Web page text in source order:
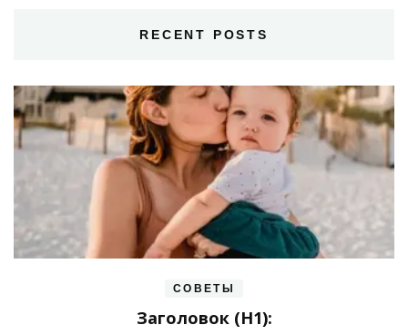
RECENT POSTS
СОВЕТЫ
Заголовок (H1):